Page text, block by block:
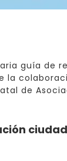
guía de
la
de